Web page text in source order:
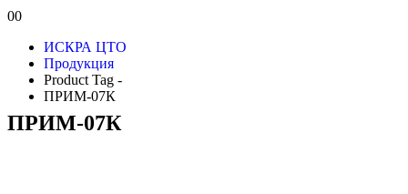
00
ИСКРА ЦТО
Продукция
Product Tag -
ПРИМ-07К
ПРИМ-07К